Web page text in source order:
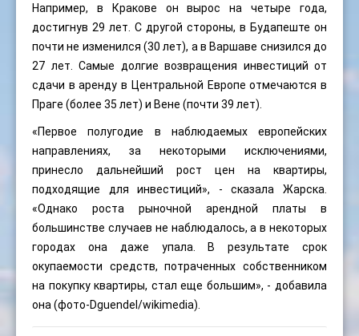
Например, в Кракове он вырос на четыре года,
достигнув 29 лет. С другой стороны, в Будапеште он
почти не изменился (30 лет), а в Варшаве снизился до
27 лет. Самые долгие возвращения инвестиций от
сдачи в аренду в Центральной Европе отмечаются в
Праге (более 35 лет) и Вене (почти 39 лет).
«Первое полугодие в наблюдаемых европейских
направлениях, за некоторыми исключениями,
принесло дальнейший рост цен на квартиры,
подходящие для инвестиций», - сказала Жарска.
«Однако роста рыночной арендной платы в
большинстве случаев не наблюдалось, а в некоторых
городах она даже упала. В результате срок
окупаемости средств, потраченных собственником
на покупку квартиры, стал еще большим», - добавила
она (фото-Dguendel/wikimedia).